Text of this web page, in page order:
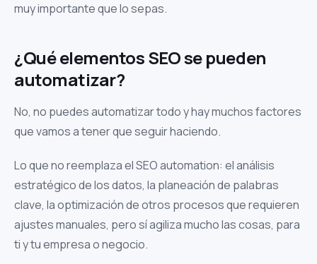
muy importante que lo sepas.
¿Qué elementos SEO se pueden
automatizar?
No, no puedes automatizar todo y hay muchos factores
que vamos a tener que seguir haciendo.
Lo que no reemplaza el SEO automation: el análisis
estratégico de los datos, la planeación de palabras
clave, la optimización de otros procesos que requieren
ajustes manuales, pero sí agiliza mucho las cosas, para
ti y tu empresa o negocio.